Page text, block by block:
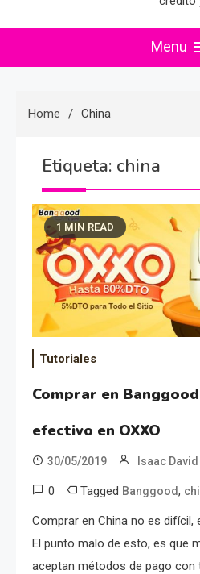
Menu
Home China
Etiqueta: china
1 MIN READ
Tutoriales
Comprar en
efectivo en OXXO
30/05/2019 Isaac
0 Tagged Banggood,
Comprar en China no es difícil,
El punto malo de esto, es que
aceptan métodos de pago con